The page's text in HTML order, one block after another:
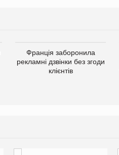
Франція заборонила
рекламні дзвінки без згоди
клієнтів